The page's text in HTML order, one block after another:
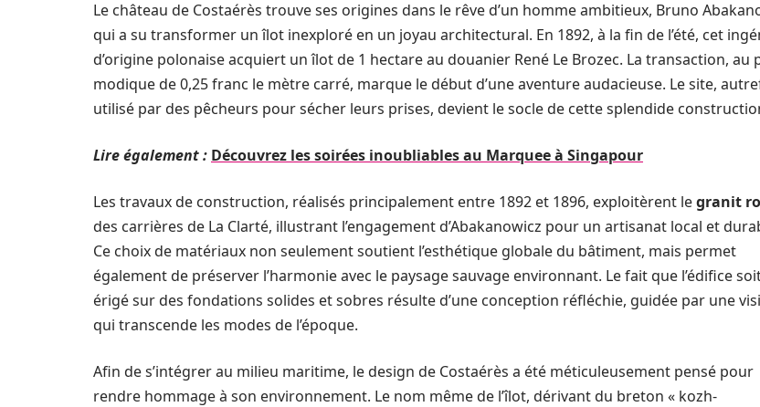
Le château de Costaérès trouve ses origines dans le rêve d’un homme ambitieux, Bruno
qui a su transformer un îlot inexploré en un joyau architectural. En 1892, à la fin de l’été, cet
d’origine polonaise acquiert un îlot de 1 hectare au douanier René Le Brozec. La transaction, au
modique de 0,25 franc le mètre carré, marque le début d’une aventure audacieuse. Le site,
utilisé par des pêcheurs pour sécher leurs prises, devient le socle de cette splendide
Lire également : Découvrez les soirées inoubliables au Marquee à Singapour
Les travaux de construction, réalisés principalement entre 1892 et 1896, exploitèrent legranit
des carrières de La Clarté, illustrant l’engagement d’Abakanowicz pour un artisanat local et
Ce choix de matériaux non seulement soutient l’esthétique globale du bâtiment, mais permet
également de préserver l’harmonie avec le paysage sauvage environnant. Le fait que l’édifice
érigé sur des fondations solides et sobres résulte d’une conception réfléchie, guidée par une
qui transcende les modes de l’époque.
Afin de s’intégrer au milieu maritime, le design de Costaérès a été méticuleusement pensé pour
rendre hommage à son environnement. Le nom même de l’îlot, dérivant du breton « kozh-